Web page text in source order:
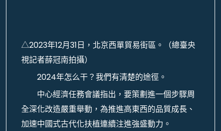
△2023年12月31日，北京西單貿易街區。（總臺央
視記者薛冠南拍攝）
2024年怎么干？我們有清楚的途徑。
中心經濟任務會議指出，要策劃進一個步驟周
全深化改造嚴重舉動，為推進高東西的品質成長、
加速中國式古代化扶植連續注進強盛動力。